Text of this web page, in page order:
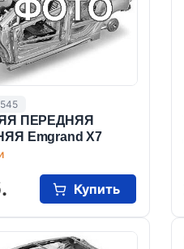
ПЕРЕДНЯЯ
Emgrand X7
Купить